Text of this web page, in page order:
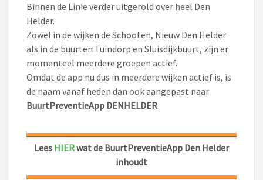
Binnen de Linie verder uitgerold over heel Den
Helder.
Zowel in de wijken de Schooten, Nieuw Den Helder
als in de buurten Tuindorp en Sluisdijkbuurt, zijn er
momenteel meerdere groepen actief.
Omdat de app nu dus in meerdere wijken actief is, is
de naam vanaf heden dan ook aangepast naar
BuurtPreventieApp DENHELDER
Lees HIERwat de BuurtPreventieApp Den Helder
inhoudt